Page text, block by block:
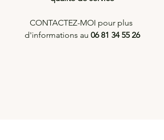
CONTACTEZ-MOI pour plus
d'informations au 06 81 34 55 26